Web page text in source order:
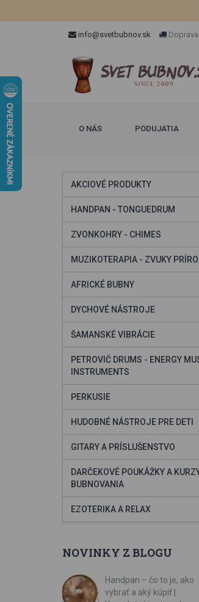
info@svetbubnov.sk
O NÁS PODUJATIA
AKCIOVÉ PRODUKTY
HANDPAN - TONGUEDRUM
ZVONKOHRY - CHIMES
MUZIKOTERAPIA - ZVUKY
AFRICKÉ BUBNY
DYCHOVÉ NÁSTROJE
ŠAMANSKÉ VIBRÁCIE
PETROVIČ DRUMS - ENERGY
INSTRUMENTS
PERKUSIE
HUDOBNÉ NÁSTROJE PRE DETI
GITARY A PRÍSLUŠENSTVO
DARČEKOVÉ POUKÁŽKY A
BUBNOVANIA
EZOTERIKA A RELAX
NOVINKY Z BLOGU
Handpan – čo to je, ako
vybrať a aký kúpiť |